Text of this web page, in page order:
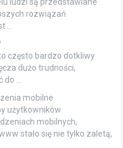
rozwiązań
…
często bardzo dotkliwy
dużo trudności,
…
mobilne
użytkowników
mobilnych,
stało się nie tylko zaletą,